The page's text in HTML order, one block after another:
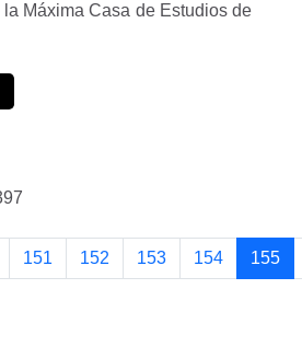
Máxima Casa de Estudios de
151 152 153 154 155